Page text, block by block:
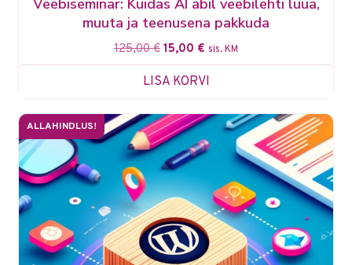
Veebiseminar: Kuidas AI abil veebilehti luua,
muuta ja teenusena pakkuda
125,00€ 15,00 € sis. KM
LISA KORVI
ALLAHINDLUS!